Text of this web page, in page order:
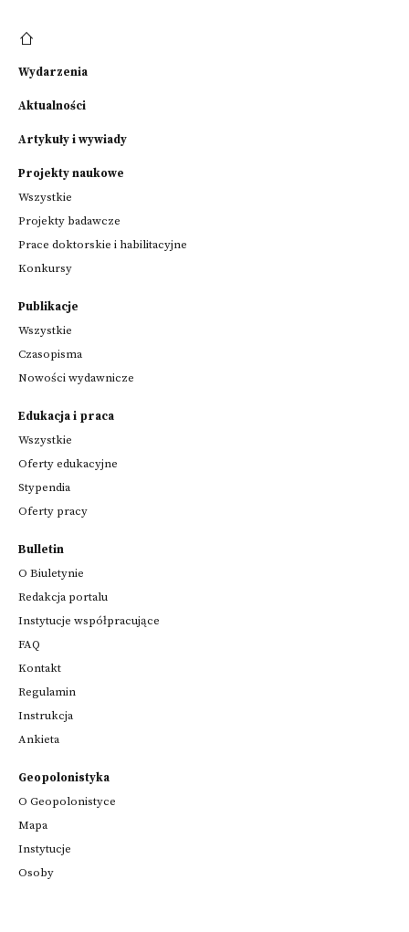
Wydarzenia
Aktualności
Artykuły i wywiady
Projekty naukowe
Wszystkie
Projekty badawcze
Prace doktorskie i habilitacyjne
Konkursy
Publikacje
Wszystkie
Czasopisma
Nowości wydawnicze
Edukacja i praca
Wszystkie
Oferty edukacyjne
Stypendia
Oferty pracy
Bulletin
O Biuletynie
Redakcja portalu
Instytucje współpracujące
FAQ
Kontakt
Regulamin
Instrukcja
Ankieta
Geopolonistyka
O Geopolonistyce
Mapa
Instytucje
Osoby